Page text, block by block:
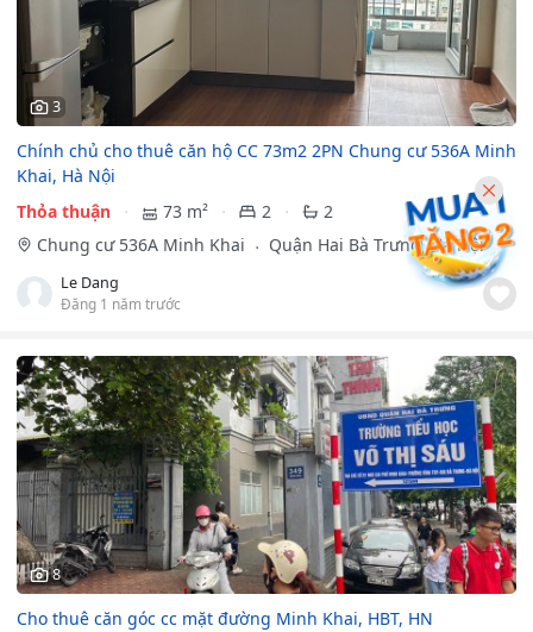
3
Chính chủ cho thuê căn hộ CC 73m2 2PN Chung cư 536A Minh
Khai, Hà Nội
Thỏa thuận
73 m² 2
2
Chung cư 536A Minh Khai
Quận Hai Bà Trưng, Hà Nội
Le Dang
Đăng 1 năm trước
8
Cho thuê căn góc cc mặt đường Minh Khai, HBT, HN